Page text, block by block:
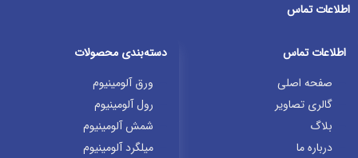
اطلاعات تماس
اطلاعات تماس
صفحه اصلی
گالری تصاویر
بلاگ
درباره ما
دسته‌بندی محصولات
ورق آلومینیوم
رول آلومینیوم
شمش آلومینیوم
میلگرد آلومینیوم